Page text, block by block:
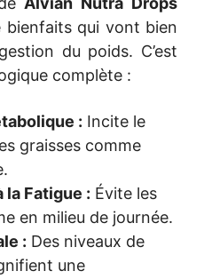
bienfaits qui vont bien
du poids. C’est
complète :
: Incite le
graisses comme
la Fatigue : Évite les
en milieu de journée.
: Des niveaux de
une